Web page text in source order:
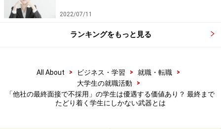
現在就活は売り手市場であり、多くの企業は内定辞退に
悩まされているので、能力よりも志望度の高い学生に内
定を出そうとする傾向もある。
なに人事から評価されていても最終面接で役員から不合
格が出ることはよくあるケースだ。ただ、当然志望度が
高ければ合格するというものではなく、どんなに入社意
2022/07/11
ランキングをもっと見る
All About > ビジネス・学習 > 就職・転職
>
大学生の就職活動
>
「他社の最終面接で不採用」の学生は優遇する価値あり？ 最終まで
たどり着く学生にしかない武器とは